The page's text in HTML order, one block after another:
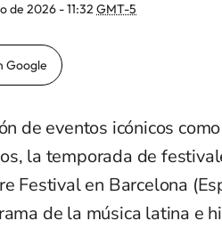
de 2026 - 11:32 GMT-5
Google
de eventos icónicos
la temporada de
Festival en Barcelona
de la música latina e